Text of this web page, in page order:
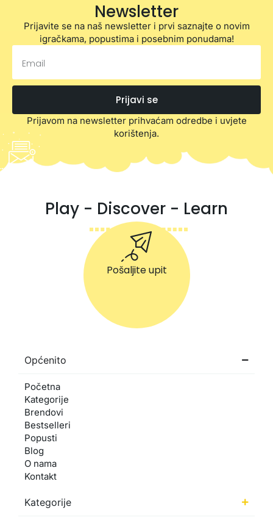
Newsletter
Prijavite se na naš newsletter i prvi saznajte o novim
igračkama, popustima i posebnim ponudama!
Prijavi se
Prijavom na newsletter prihvaćam odredbe i uvjete
korištenja.
Play - Discover - Learn
Pošaljite upit
Općenito
Početna
Kategorije
Brendovi
Bestselleri
Popusti
Blog
O nama
Kontakt
Kategorije